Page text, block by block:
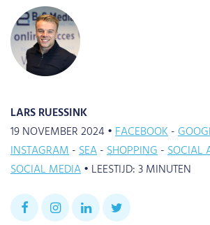
LARS RUESSINK
19 NOVEMBER 2024 •FACEBOOK
INSTAGRAM SEA SHOPPING SOCIAL
SOCIAL MEDIA• LEESTIJD:3MINUTEN